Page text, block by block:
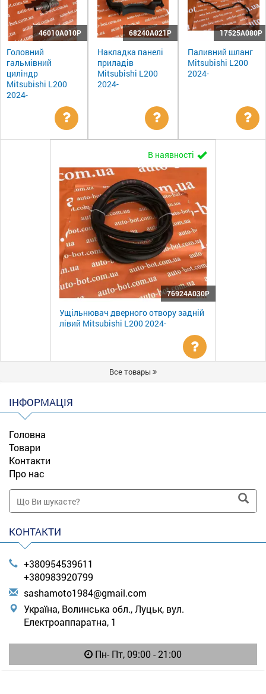
46010A010P
Головний
гальмівний
циліндр
Mitsubishi L200
2024-
Уточнити
68240A021P
Накладка панелі
приладів
Mitsubishi L200
2024-
Уточнити
ціну
17525A080P
Паливний шланг
Mitsubishi L200
2024-
В наявності
76924A030P
Ущільнювач дверного отвору задній
лівий Mitsubishi L200 2024-
Уточнити
ціну
Все товары
ІНФОРМАЦІЯ
Головна
Товари
Контакти
Про нас
КОНТАКТИ
+380954539611
+380983920799
sashamoto1984@gmail.com
Україна, Волинська обл., Луцьк, вул.
Електроаппаратна, 1
Пн- Пт, 09:00 - 21:00